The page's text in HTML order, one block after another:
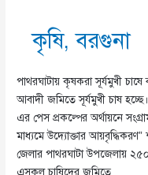
কৃষি,বরগুনা
পাথরঘাটায় কৃষকরা সূর্যমুখী
আবাদী জমিতে সূর্যমুখী চাষ
এর পেস প্রকল্পের অর্থায়নে
মাধ্যমে উদ্যোক্তার
জেলার পাথরঘাটা উপজেলায়
এসকল চাষিদের জমিতে